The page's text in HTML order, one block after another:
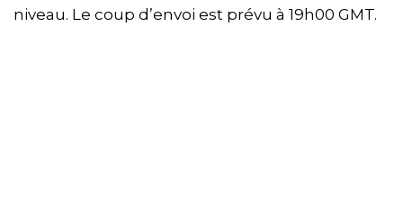
niveau. Le coup d’envoi est prévu à 19h00 GMT.